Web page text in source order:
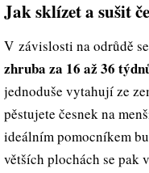
Jak sklízet a sušit
V závislosti na odrůdě
zhruba za 16 až 36
jednoduše vytahují ze
pěstujete česnek na
ideálním pomocníkem
větších plochách se pak